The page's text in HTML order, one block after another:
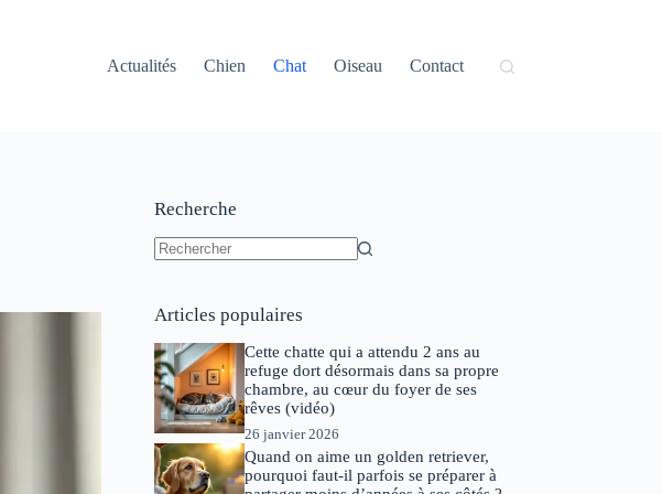
Actualités
Chien Chat Oiseau Contact
Recherche
Articles populaires
Cette chatte qui a attendu 2 ans au
refuge dort désormais dans sa propre
chambre, au cœur du foyer de ses
rêves (vidéo)
26 janvier 2026
Quand on aime un golden retriever,
pourquoi faut-il parfois se préparer à